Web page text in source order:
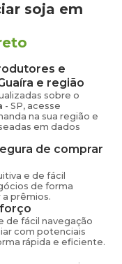
soja em
e
e região
sobre o
- SP, acesse
na sua região e
em dados
de comprar
e de fácil
de forma
a prêmios.
de fácil navegação
com potenciais
rápida e eficiente.